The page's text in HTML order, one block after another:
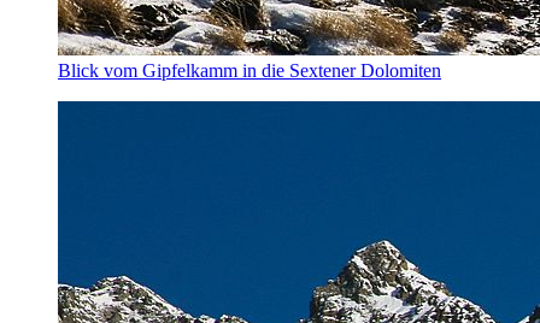
Blick vom Gipfelkamm in die Sextener Dolomiten